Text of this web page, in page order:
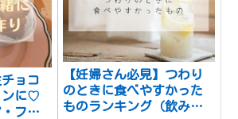
【妊婦さん必見】つわり
のときに食べやすかった
ものランキング（飲み物
ョコ
ンに♡
フラ